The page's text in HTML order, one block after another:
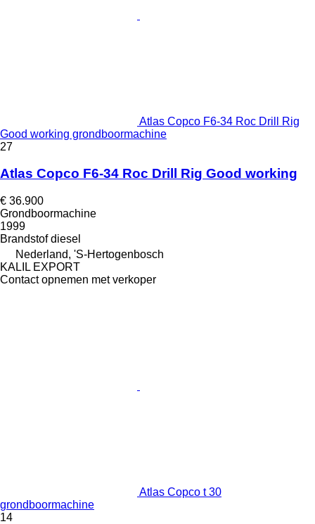
Atlas Copco F6-34 Roc Drill Rig
Good working grondboormachine
27
Atlas Copco F6-34 Roc Drill Rig Good working
€ 36.900
Grondboormachine
1999
Brandstof diesel
Nederland, 'S-Hertogenbosch
KALIL EXPORT
Contact opnemen met verkoper
Atlas Copco t 30
grondboormachine
14